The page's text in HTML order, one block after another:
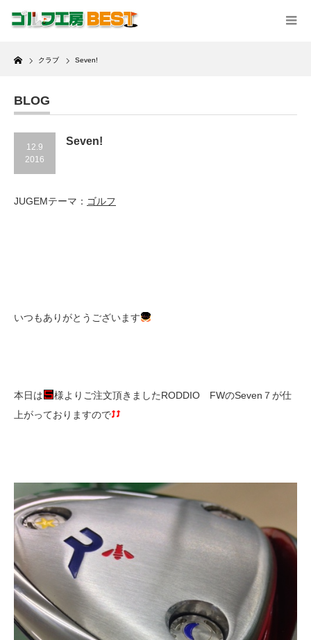
Home
クラブ Seven!
BLOG
12.9
2016
Seven!
JUGEMテーマ： ゴルフ
いつもありがとうございます
本日は
様よりご注文頂きましたRODDIO FWのSeven７が仕
上がっておりますので